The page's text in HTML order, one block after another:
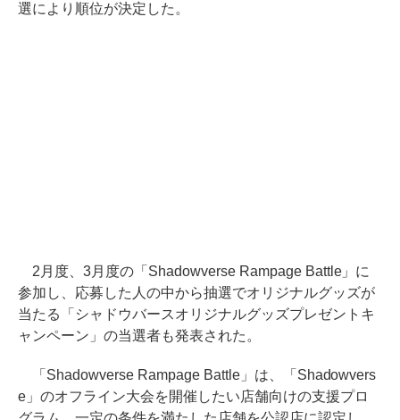
選により順位が決定した。
2月度、3月度の「Shadowverse Rampage Battle」に
参加し、応募した人の中から抽選でオリジナルグッズが
当たる「シャドウバースオリジナルグッズプレゼントキ
ャンペーン」の当選者も発表された。
「Shadowverse Rampage Battle」は、「Shadowvers
e」のオフライン大会を開催したい店舗向けの支援プロ